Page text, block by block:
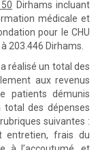
Dirhams incluant
médicale et
pour le CHU
203.446 Dirhams.
a réalisé un total des
aux revenus
patients démunis
total des dépenses
suivantes :
entretien, frais du